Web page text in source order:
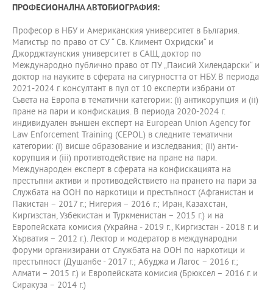
ПРОФЕСИОНАЛНА АВТОБИОГРАФИЯ:
Професор в НБУ и Американския университет в България.
Магистър по право от СУ “ Св. Климент Охридски“ и
Джорджтаунския университет в САЩ, доктор по
Международно публично право от ПУ „Паисий Хилендарски“ и
доктор на науките в сферата на сигурността от НБУ. В периода
2021-2024 г. консултант в пул от 10 експерти избрани от
Съвета на Европа в тематични категории: (i) антикорупция и (ii)
пране на пари и конфискация. В периода 2020-2024 г.
индивидуален външен експерт на European Union Agency for
Law Enforcement Training (CEPOL) в следните тематични
категории: (i) висше образование и изследвания; (ii) анти-
корупция и (iii) противтодействие на пране на пари.
Международен експерт в сферата на конфискацията на
престъпни активи и противодействието на прането на пари за
Службата на ООН по наркотици и престъпност (Афганистан и
Пакистан – 2017 г.; Нигерия – 2016 г.; Иран, Казахстан,
Киргизстан, Узбекистан и Туркменистан – 2015 г.) и на
Европейската комисия (Украйна - 2019 г., Киргизстан - 2018 г. и
Хърватия – 2012 г.). Лектор и модератор в международни
форуми организирани от Службата на ООН по наркотици и
престъпност (Душанбе - 2017 г.; Абуджа и Лагос – 2016 г.;
Алмати – 2015 г.) и Европейската комисия (Брюксел – 2016 г. и
Сиракуза – 2014 г.)